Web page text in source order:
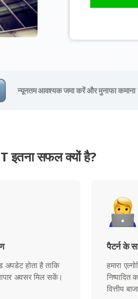
न्यूनतम आवश्यक जमा करें और मुनाफा
इतना सफल क्यों है?
होता है ताकि
अवसर मिल सकें।
पैटर्न के
हमारा
वित्तीय